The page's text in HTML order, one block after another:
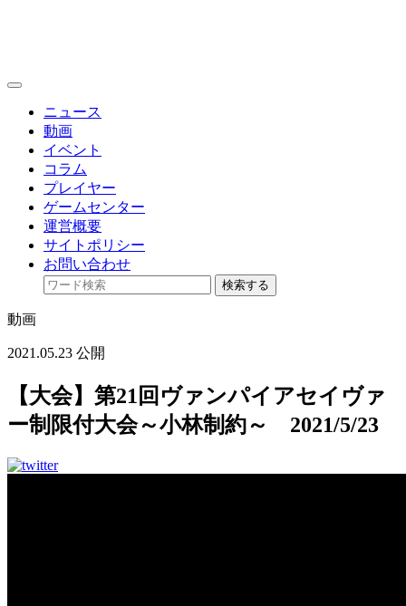
toggle
ニュース
動画
イベント
コラム
プレイヤー
ゲームセンター
運営概要
サイトポリシー
お問い合わせ
検索する
動画
2021.05.23 公開
【大会】第21回ヴァンパイアセイヴァ
ー制限付大会～小林制約～ 2021/5/23